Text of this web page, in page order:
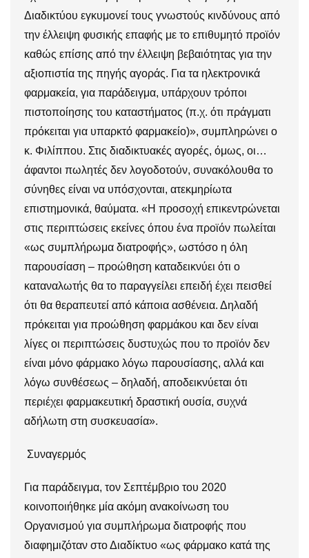
Διαδικτύου εγκυμονεί τους γνωστούς κινδύνους από
την έλλειψη φυσικής επαφής με το επιθυμητό προϊόν
καθώς επίσης από την έλλειψη βεβαιότητας για την
αξιοπιστία της πηγής αγοράς. Για τα ηλεκτρονικά
φαρμακεία, για παράδειγμα, υπάρχουν τρόποι
πιστοποίησης του καταστήματος (π.χ. ότι πράγματι
πρόκειται για υπαρκτό φαρμακείο)», συμπληρώνει ο
κ. Φιλίππου. Στις διαδικτυακές αγορές, όμως, οι…
άφαντοι πωλητές δεν λογοδοτούν, συνακόλουθα το
σύνηθες είναι να υπόσχονται, ατεκμηρίωτα
επιστημονικά, θαύματα. «Η προσοχή επικεντρώνεται
στις περιπτώσεις εκείνες όπου ένα προϊόν πωλείται
«ως συμπλήρωμα διατροφής», ωστόσο η όλη
παρουσίαση – προώθηση καταδεικνύει ότι ο
καταναλωτής θα το παραγγείλει επειδή έχει πεισθεί
ότι θα θεραπευτεί από κάποια ασθένεια. Δηλαδή
πρόκειται για προώθηση φαρμάκου και δεν είναι
λίγες οι περιπτώσεις δυστυχώς που το προϊόν δεν
είναι μόνο φάρμακο λόγω παρουσίασης, αλλά και
λόγω συνθέσεως – δηλαδή, αποδεικνύεται ότι
περιέχει φαρμακευτική δραστική ουσία, συχνά
αδήλωτη στη συσκευασία».
Συναγερμός
Για παράδειγμα, τον Σεπτέμβριο του 2020
κοινοποιήθηκε μία ακόμη ανακοίνωση του
Οργανισμού για συμπλήρωμα διατροφής που
διαφημιζόταν στο Διαδίκτυο «ως φάρμακο κατά της